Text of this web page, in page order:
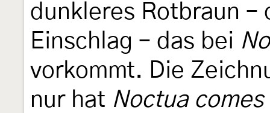
dunkleres Rotbraun
Einschlag – das bei
vorkommt. Die
nur hat Noctua comes